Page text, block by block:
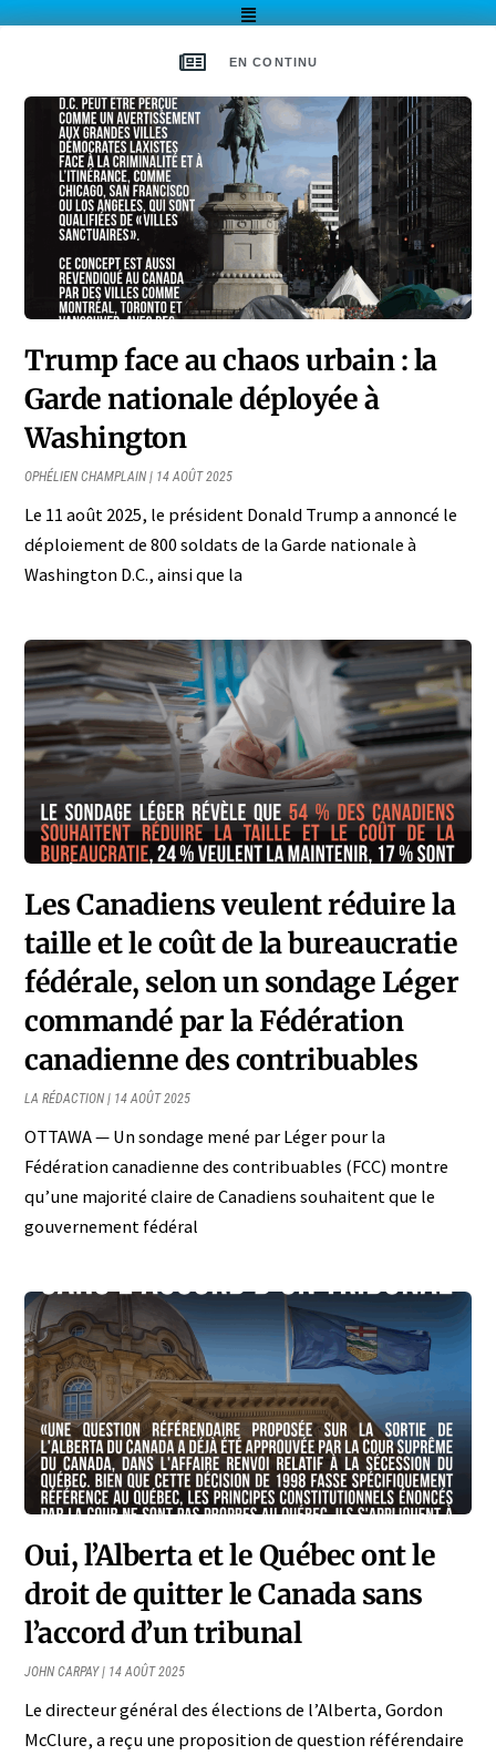
EN CONTINU
Trump face au chaos urbain : la
Garde nationale déployée à
Washington
OPHÉLIEN CHAMPLAIN 14 AOÛT 2025
Le 11 août 2025, le président Donald Trump a annoncé le
déploiement de 800 soldats de la Garde nationale à
Washington D.C., ainsi que la
Les Canadiens veulent réduire la
taille et le coût de la bureaucratie
fédérale, selon un sondage Léger
commandé par la Fédération
canadienne des contribuables
LA RÉDACTION 14 AOÛT 2025
OTTAWA — Un sondage mené par Léger pour la
Fédération canadienne des contribuables (FCC) montre
qu’une majorité claire de Canadiens souhaitent que le
gouvernement fédéral
Oui, l’Alberta et le Québec ont le
droit de quitter le Canada sans
l’accord d’un tribunal
JOHN CARPAY 14 AOÛT 2025
Le directeur général des élections de l’Alberta, Gordon
McClure, a reçu une proposition de question référendaire